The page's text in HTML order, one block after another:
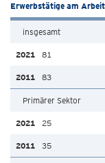
Erwerbstätige am
insgesamt
81
83
Primärer Sektor
25
35